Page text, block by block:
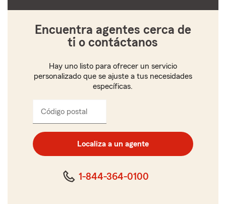
Encuentra agentes cerca de
ti o contáctanos
Hay uno listo para ofrecer un servicio
personalizado que se ajuste a tus necesidades
específicas.
Código postal
código
postal
de
cinco
Localiza a un agente
1-844-364-0100